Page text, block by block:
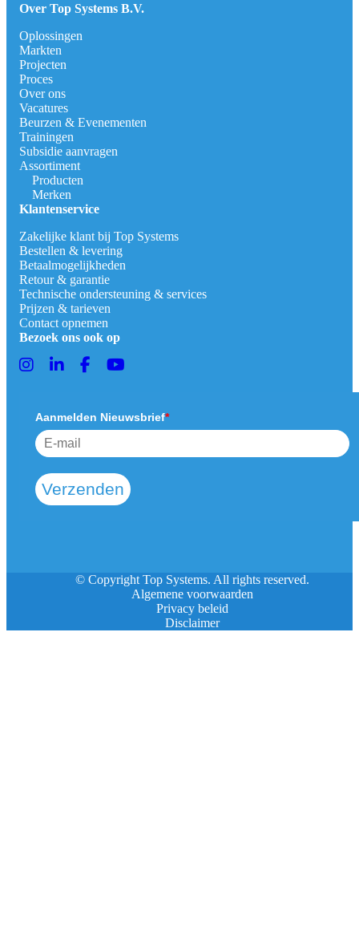
Over Top Systems B.V.
Oplossingen
Markten
Projecten
Proces
Over ons
Vacatures
Beurzen & Evenementen
Trainingen
Subsidie aanvragen
Assortiment
Producten
Merken
Klantenservice
Zakelijke klant bij Top Systems
Bestellen & levering
Betaalmogelijkheden
Retour & garantie
Technische ondersteuning & services
Prijzen & tarieven
Contact opnemen
Bezoek ons ook op
Aanmelden Nieuwsbrief*
Verzenden
© Copyright Top Systems. All rights reserved.
Algemene voorwaarden
Privacy beleid
Disclaimer